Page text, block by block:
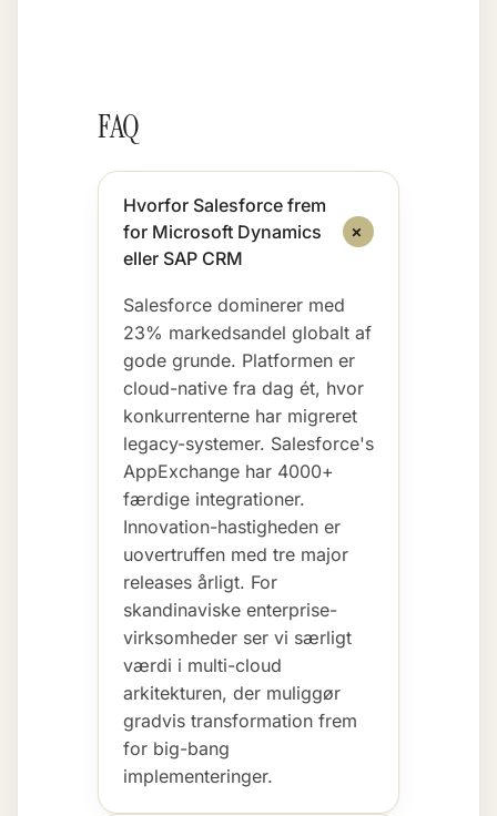
FAQ
Hvorfor Salesforce frem
for Microsoft Dynamics
eller SAP CRM
+
Salesforce dominerer med
23% markedsandel globalt af
gode grunde. Platformen er
cloud-native fra dag ét, hvor
konkurrenterne har migreret
legacy-systemer. Salesforce's
AppExchange har 4000+
færdige integrationer.
Innovation-hastigheden er
uovertruffen med tre major
releases årligt. For
skandinaviske enterprise-
virksomheder ser vi særligt
værdi i multi-cloud
arkitekturen, der muliggør
gradvis transformation frem
for big-bang
implementeringer.